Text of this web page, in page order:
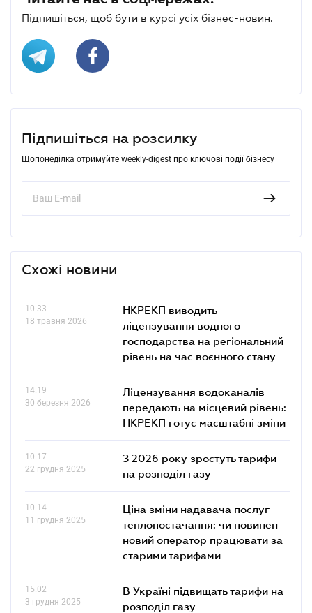
Підпишіться, щоб бути в курсі усіх бізнес-новин.
Підпишіться на розсилку
Щопонеділка отримуйте weekly-digest про ключові події бізнесу
Схожі новини
10.33
18 травня 2026
НКРЕКП виводить
ліцензування водного
господарства на регіональний
рівень на час воєнного стану
14.19
30 березня 2026
Ліцензування водоканалів
передають на місцевий рівень:
НКРЕКП готує масштабні зміни
10.17
22 грудня 2025
З 2026 року зростуть тарифи
на розподіл газу
10.14
11 грудня 2025
Ціна зміни надавача послуг
теплопостачання: чи повинен
новий оператор працювати за
старими тарифами
15.02
3 грудня 2025
В Україні підвищать тарифи на
розподіл газу